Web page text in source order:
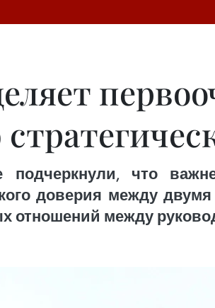
что
доверия между
отношений между